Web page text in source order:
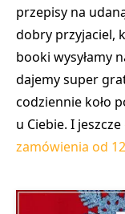
przepisy na
dobry przyjaciel,
booki wysyłamy
dajemy super
codziennie koło
u Ciebie. I jeszcze
zamówienia od